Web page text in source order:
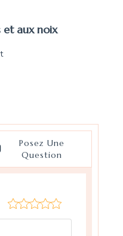
et aux noix
Posez Une
Question